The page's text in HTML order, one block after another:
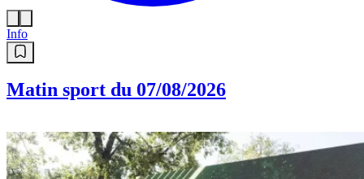
Info
Matin sport du 07/08/2026